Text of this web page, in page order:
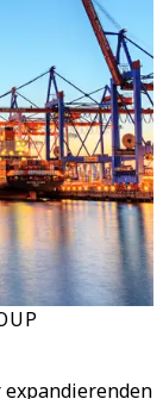
expandierenden